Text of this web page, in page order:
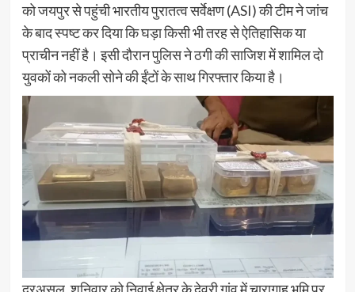
को जयपुर से पहुंची भारतीय पुरातत्व सर्वेक्षण (ASI) की टीम ने जांच
के बाद स्पष्ट कर दिया कि घड़ा किसी भी तरह से ऐतिहासिक या
प्राचीन नहीं है। इसी दौरान पुलिस ने ठगी की साजिश में शामिल दो
युवकों को नकली सोने की ईंटों के साथ गिरफ्तार किया है।